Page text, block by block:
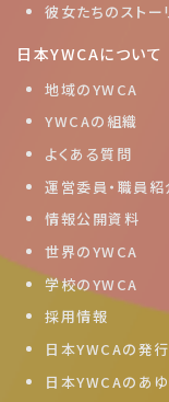
彼女たちのストー
日本YWCAについて
地域のYWCA
YWCAの組織
よくある質問
運営委員・職員紹
情報公開資料
世界のYWCA
学校のYWCA
採用情報
日本YWCAの発
日本YWCAのあ